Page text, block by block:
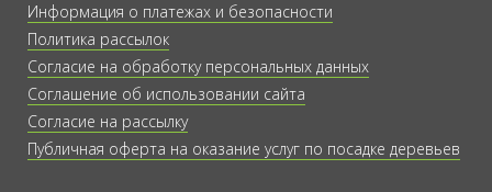
Информация о платежах и безопасности
Политика рассылок
Согласие на обработку персональных данных
Соглашение об использовании сайта
Согласие на рассылку
Публичная оферта на оказание услуг по посадке деревьев